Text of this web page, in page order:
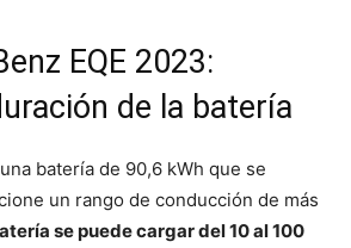
EQE 2023:
de la batería
batería de 90,6 kWh que se
un rango de conducción de más
se puede cargar del 10 al 100